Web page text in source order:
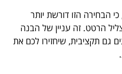
כי הבחירה הזו דורשת יותר
הרטט. זה עניין של הבנה
גם תקציבית, שיחזירו לכם את